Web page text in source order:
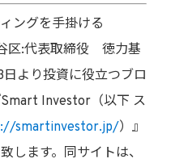
ングを手掛ける
区:代表取締役 徳力基
日より投資に役立つブロ
Investor（以下 ス
smartinvestor.jp/）』
します。同サイトは、